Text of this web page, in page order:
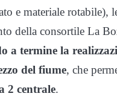
e materiale rotabile),
della consortile La
a termine la
del fiume, che
2 centrale.